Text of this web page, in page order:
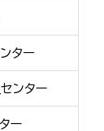
ター
ンター
ー